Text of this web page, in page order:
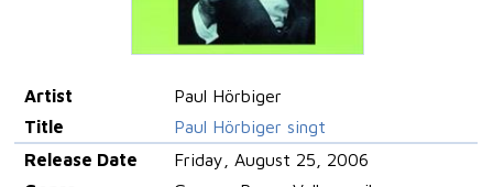
Artist
Paul Hörbiger
Title
Paul Hörbiger singt
Release Date
Friday, August 25, 2006